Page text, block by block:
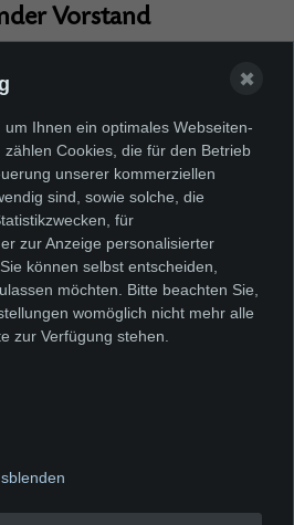
Vorstand
Vorsitzende
- Schatzmeister
Schriftführerin
Vetten-Betzin
in ihrem Amt
Bonenkamp, Holger
Ihnen ein optimales Webseiten-
Cookies, die für den Betrieb
unserer kommerziellen
sind, sowie solche, die
für
zur Anzeige personalisierter
können selbst entscheiden,
möchten. Bitte beachten Sie,
womöglich nicht mehr alle
zur Verfügung stehen.
✖